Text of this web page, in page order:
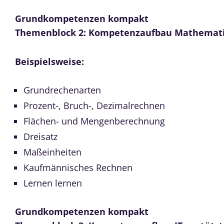
Grundkompetenzen kompakt
Themenblock 2: Kompetenzaufbau
Beispielsweise:
Grundrechenarten
Prozent-, Bruch-, Dezimalrechnen
Flächen- und Mengenberechnung
Dreisatz
Maßeinheiten
Kaufmännisches Rechnen
Lernen lernen
Grundkompetenzen kompakt